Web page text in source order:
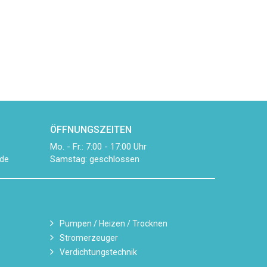
ÖFFNUNGSZEITEN
Mo. - Fr.: 7:00 - 17:00 Uhr
Samstag: geschlossen
Pumpen / Heizen / Trocknen
Stromerzeuger
Verdichtungstechnik